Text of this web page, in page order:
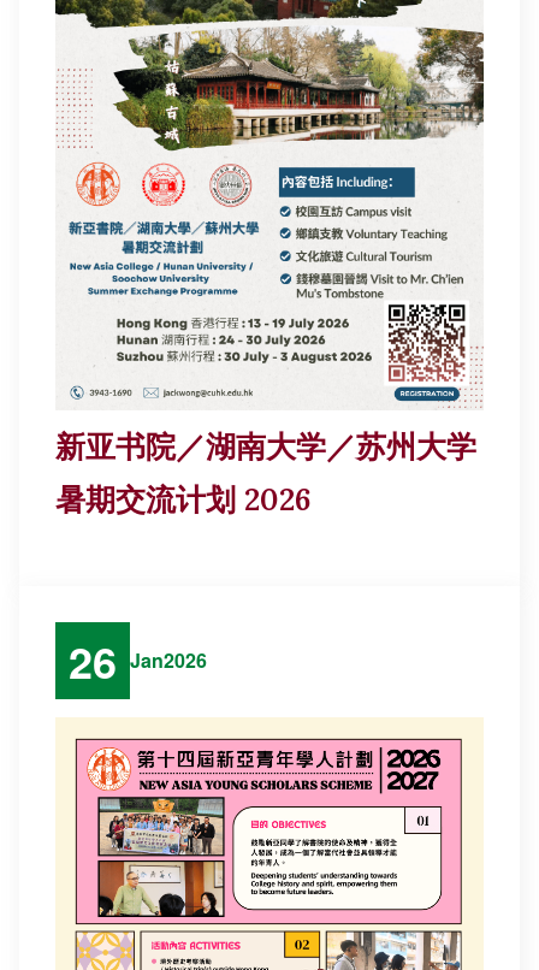
新亚书院／湖南大学／苏州大学
暑期交流计划 2026
26 Jan2026